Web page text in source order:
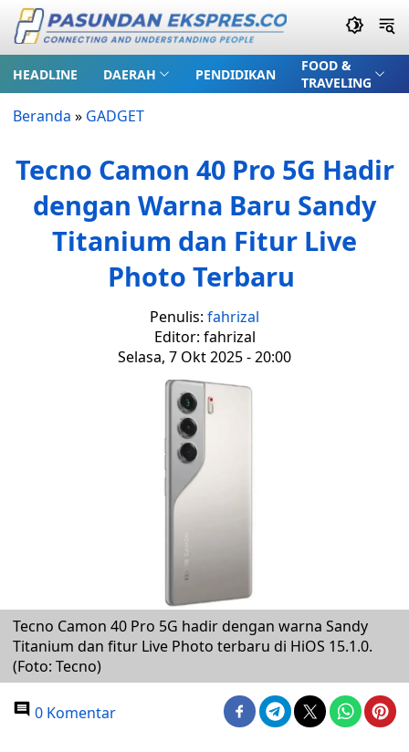
HEADLINE DAERAH PENDIDIKAN
FOOD &
TRAVELING
Beranda » GADGET
Tecno Camon 40 Pro 5G Hadir
dengan Warna Baru Sandy
Titanium dan Fitur Live
Photo Terbaru
Penulis: fahrizal
Editor: fahrizal
Selasa, 7 Okt 2025 - 20:00
Tecno Camon 40 Pro 5G hadir dengan warna Sandy
Titanium dan fitur Live Photo terbaru di HiOS 15.1.0.
(Foto: Tecno)
0 Komentar